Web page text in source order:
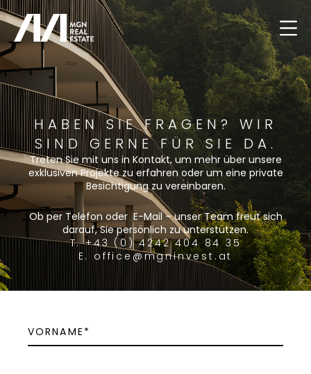
HABEN SIE FRAGEN? WIR
SIND GERNE FÜR SIE DA.
Treten Sie mit uns in Kontakt, um mehr über unsere
exklusiven Projekte zu erfahren oder um eine private
Besichtigung zu vereinbaren.
Ob per Telefon oder E-Mail – unser Team freut sich
darauf, Sie persönlich zu unterstützen.
T. +43 (0) 4242 404 84 35
E. office@mgninvest.at